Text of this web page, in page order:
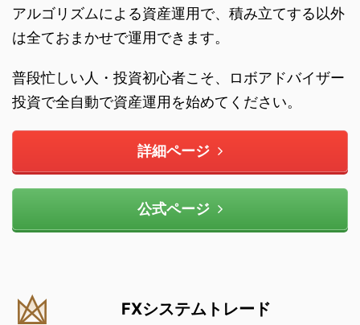
アルゴリズムによる資産運用で、積み立てする以外
は全ておまかせで運用できます。
普段忙しい人・投資初心者こそ、ロボアドバイザー
投資で全自動で資産運用を始めてください。
詳細ページ
公式ページ
FXシステムトレード